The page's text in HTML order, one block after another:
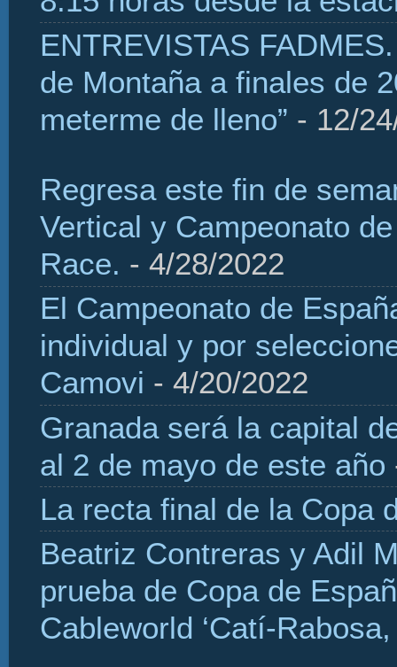
ENTREVISTAS
de Montaña a finales de
meterme de lleno” - 12/
Regresa este fin de
Vertical y Campeonato
Race. - 4/28/2022
El Campeonato de
individual y por
Camovi - 4/20/2022
Granada será la capital
al 2 de mayo de este año
La recta final de la Copa
Beatriz Contreras y Adil
prueba de Copa de
Cableworld ‘Catí-